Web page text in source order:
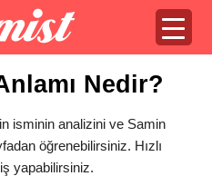
Nedir?
isminin analizini ve Samin
öğrenebilirsiniz. Hızlı
yapabilirsiniz.